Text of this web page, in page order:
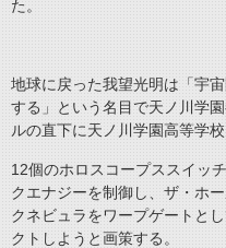
た。
地球に戻った我望光明は「宇
する」という名目で天ノ川学
ルの直下に天ノ川学園高等学校
12個のホロスコープススイッ
クエナジーを制御し、ザ・ホ
クネビュラをワープゲートと
クトしようと画策する。